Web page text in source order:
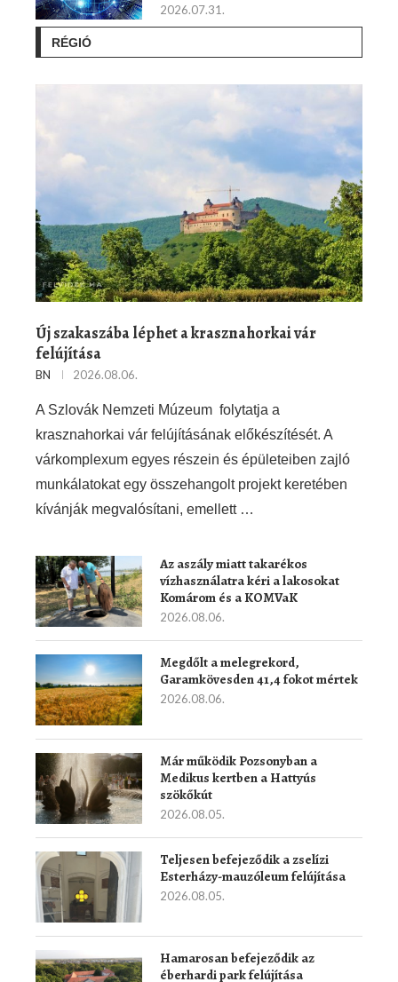
2026.07.31.
RÉGIÓ
Új szakaszába léphet a krasznahorkai vár
felújítása
BN 2026.08.06.
A Szlovák Nemzeti Múzeum folytatja a
krasznahorkai vár felújításának előkészítését. A
várkomplexum egyes részein és épületeiben zajló
munkálatokat egy összehangolt projekt keretében
kívánják megvalósítani, emellett …
Az aszály miatt takarékos
vízhasználatra kéri a lakosokat
Komárom és a KOMVaK
2026.08.06.
Megdőlt a melegrekord,
Garamkövesden 41,4 fokot mértek
2026.08.06.
Már működik Pozsonyban a
Medikus kertben a Hattyús
szökőkút
2026.08.05.
Teljesen befejeződik a zselízi
Esterházy-mauzóleum felújítása
2026.08.05.
Hamarosan befejeződik az
éberhardi park felújítása